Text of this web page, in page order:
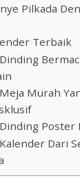
Pilkada
Terbaik
Murah
Poster
Dari